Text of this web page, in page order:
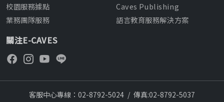
校園服務據點
業務團隊服務
Caves Publishing
語言教育服務解決方案
關注E-CAVES
客服中心專線：02-8792-5024 / 傳真:02-8792-5037